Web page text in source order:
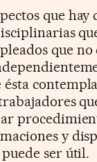
que hay
que
ésta
y
ser útil.